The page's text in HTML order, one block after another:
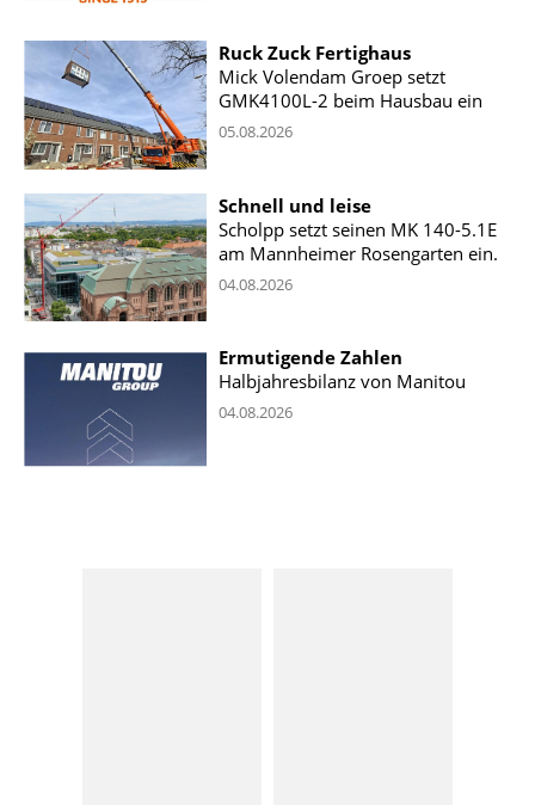
Ruck Zuck Fertighaus
Mick Volendam Groep setzt
GMK4100L-2 beim Hausbau ein
05.08.2026
Schnell und leise
Scholpp setzt seinen MK 140-5.1E
am Mannheimer Rosengarten ein.
04.08.2026
Ermutigende Zahlen
Halbjahresbilanz von Manitou
04.08.2026